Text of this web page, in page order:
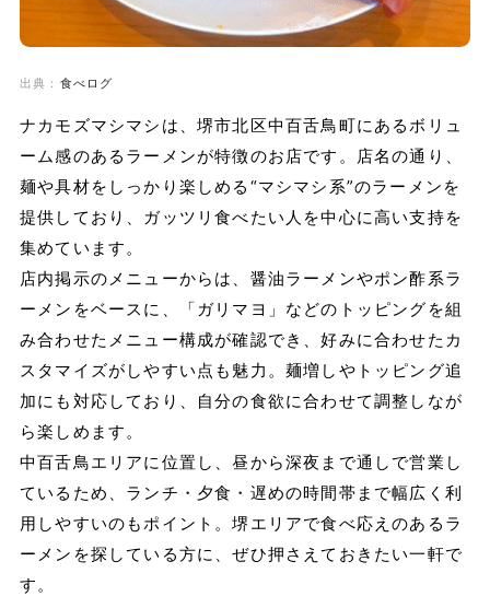
出典： 食べログ
ナカモズマシマシは、堺市北区中百舌鳥町にあるボリュ
ーム感のあるラーメンが特徴のお店です。店名の通り、
麺や具材をしっかり楽しめる“マシマシ系”のラーメンを
提供しており、ガッツリ食べたい人を中心に高い支持を
集めています。
店内掲示のメニューからは、醤油ラーメンやポン酢系ラ
ーメンをベースに、「ガリマヨ」などのトッピングを組
み合わせたメニュー構成が確認でき、好みに合わせたカ
スタマイズがしやすい点も魅力。麺増しやトッピング追
加にも対応しており、自分の食欲に合わせて調整しなが
ら楽しめます。
中百舌鳥エリアに位置し、昼から深夜まで通しで営業し
ているため、ランチ・夕食・遅めの時間帯まで幅広く利
用しやすいのもポイント。堺エリアで食べ応えのあるラ
ーメンを探している方に、ぜひ押さえておきたい一軒で
す。